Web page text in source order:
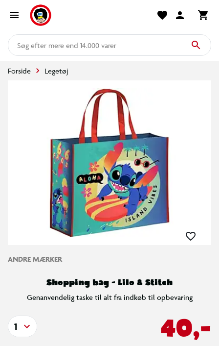
mere end 14.000 varer
Forside Legetøj
ANDRE MÆRKER
Shopping bag - Lilo & Stitch
Genanvendelig taske til alt fra indkøb til opbevaring
40,-
1